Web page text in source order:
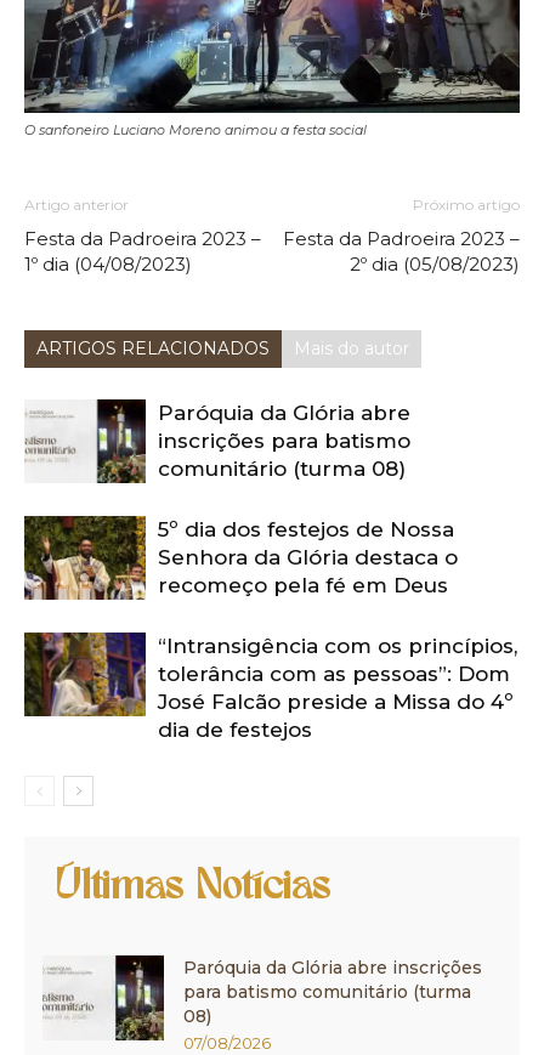
O sanfoneiro Luciano Moreno animou a festa social
Artigo anterior
Festa da Padroeira 2023 –
1º dia (04/08/2023)
Próximo artigo
Festa da Padroeira 2023 –
2º dia (05/08/2023)
ARTIGOS RELACIONADOS Mais do autor
Paróquia da Glória abre
inscrições para batismo
comunitário (turma 08)
5º dia dos festejos de Nossa
Senhora da Glória destaca o
recomeço pela fé em Deus
“Intransigência com os princípios,
tolerância com as pessoas”: Dom
José Falcão preside a Missa do 4º
dia de festejos
Últimas Notícias
Paróquia da Glória abre inscrições
para batismo comunitário (turma
08)
07/08/2026